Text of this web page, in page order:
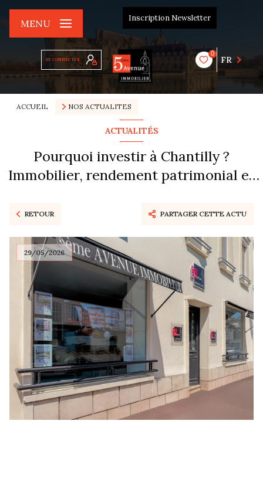
SE CONNECTER
Inscription Newsletter
0
FR
MENU
ACCUEIL NOS ACTUALITES
ACTUALITÉS
Pourquoi investir à Chantilly ?
Immobilier, rendement patrimonial et
RETOUR PARTAGER CETTE ACTU
29/05/2026